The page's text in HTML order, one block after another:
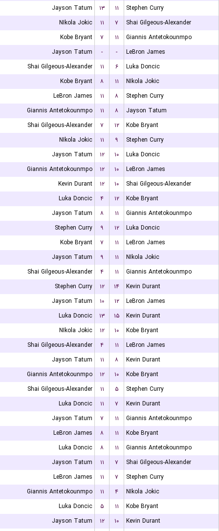
Jayson Tatum
۱۳ ۱۱
Stephen Curry
NIkola Jokic
۱۱ ۷
Shai Gilgeous-Alexander
Kobe Bryant
۷ ۱۱
Giannis Antetokounmpo
Jayson Tatum
- -
LeBron James
Shai Gilgeous-Alexander
۱۱ ۶
Luka Doncic
Kobe Bryant
۸ ۱۱
NIkola Jokic
LeBron James
۱۱ ۸
Stephen Curry
Giannis Antetokounmpo
۱۱ ۸
Jayson Tatum
Shai Gilgeous-Alexander
۷ ۱۲
Kobe Bryant
NIkola Jokic
۱۱ ۹
Stephen Curry
Jayson Tatum
۱۲ ۱۰
Luka Doncic
Giannis Antetokounmpo
۱۲ ۱۰
LeBron James
Kevin Durant
۱۲ ۱۰
Shai Gilgeous-Alexander
Luka Doncic
۴ ۱۲
Kobe Bryant
Jayson Tatum
۸ ۱۱
Giannis Antetokounmpo
Stephen Curry
۹ ۱۲
Luka Doncic
Kobe Bryant
۷ ۱۱
LeBron James
Jayson Tatum
۹ ۱۱
NIkola Jokic
Shai Gilgeous-Alexander
۴ ۱۱
Giannis Antetokounmpo
Stephen Curry
۱۲ ۱۴
Kevin Durant
Jayson Tatum
۱۰ ۱۲
LeBron James
Luka Doncic
۱۳ ۱۵
Kevin Durant
NIkola Jokic
۱۲ ۱۰
Kobe Bryant
Shai Gilgeous-Alexander
۴ ۱۱
LeBron James
Jayson Tatum
۱۱ ۸
Kevin Durant
Giannis Antetokounmpo
۱۲ ۱۰
Kobe Bryant
Shai Gilgeous-Alexander
۱۱ ۵
Stephen Curry
Luka Doncic
۱۱ ۷
Kevin Durant
Jayson Tatum
۷ ۱۱
Giannis Antetokounmpo
LeBron James
۸ ۱۱
Kobe Bryant
Luka Doncic
۸ ۱۱
Giannis Antetokounmpo
Jayson Tatum
۱۱ ۷
Shai Gilgeous-Alexander
LeBron James
۱۱ ۷
Stephen Curry
Giannis Antetokounmpo
۱۱ ۴
NIkola Jokic
Luka Doncic
۵ ۱۱
Kobe Bryant
Jayson Tatum
۱۲ ۱۰ Kevin Durant